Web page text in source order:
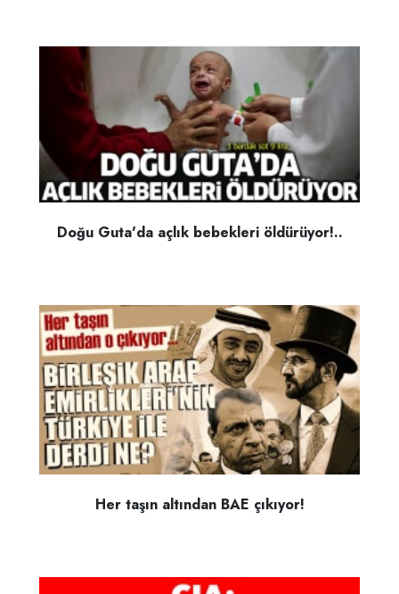
Doğu Guta'da açlık bebekleri öldürüyor!..
Her taşın altından BAE çıkıyor!